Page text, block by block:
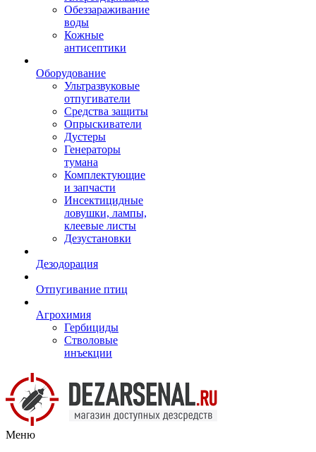
Обеззараживание
воды
Кожные
антисептики
Оборудование
Ультразвуковые
отпугиватели
Средства защиты
Опрыскиватели
Дустеры
Генераторы
тумана
Комплектующие
и запчасти
Инсектицидные
ловушки, лампы,
клеевые листы
Дезустановки
Дезодорация
Отпугивание птиц
Агрохимия
Гербициды
Стволовые
инъекции
Меню